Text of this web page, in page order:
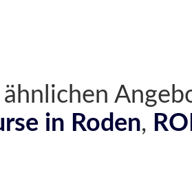
ähnlichen
in Roden,